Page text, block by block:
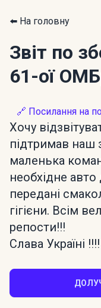
⬅️ На головну
Звіт по
61-ої
🔗 Посилання на
Хочу
підтримав наш
маленька
необхідне
передані
гігієни. Всім
репости!!!
Слава Україні !!!!